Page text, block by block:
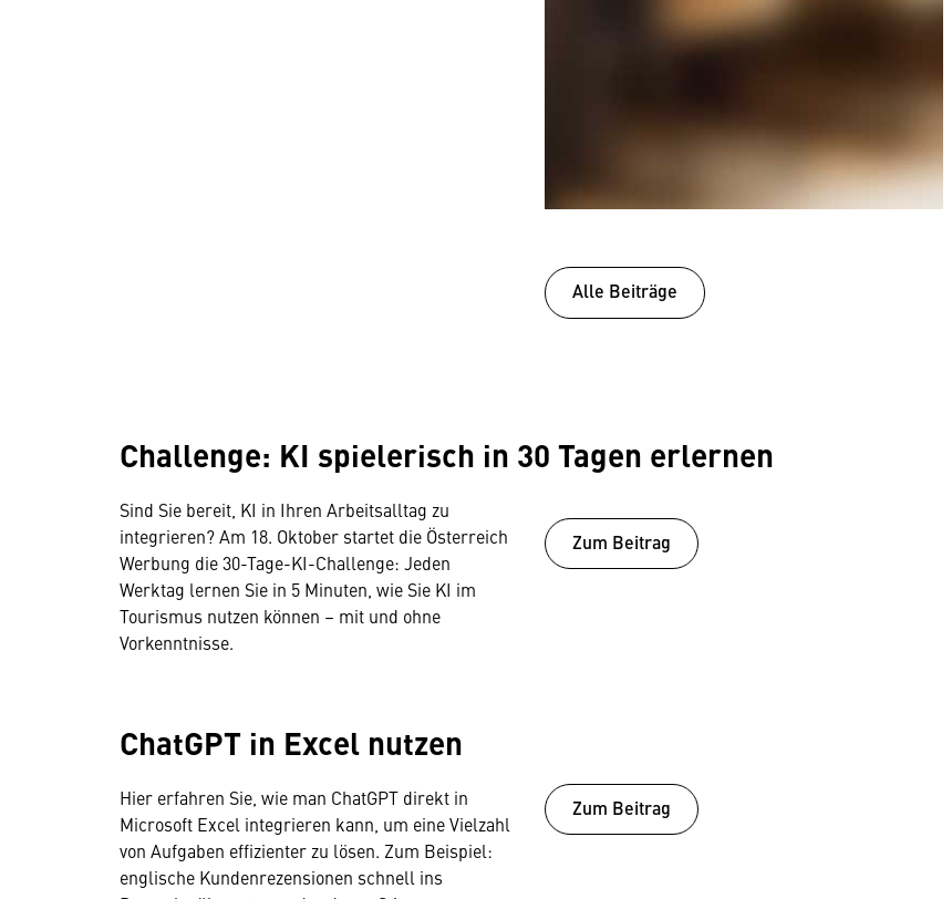
Alle Beiträge
Challenge: KI spielerisch in 30 Tagen erlernen
Sind Sie bereit, KI in Ihren Arbeitsalltag zu
integrieren? Am 18. Oktober startet die Österreich
Werbung die 30-Tage-KI-Challenge: Jeden
Werktag lernen Sie in 5 Minuten, wie Sie KI im
Tourismus nutzen können – mit und ohne
Vorkenntnisse.
Zum Beitrag
ChatGPT in Excel nutzen
Hier erfahren Sie, wie man ChatGPT direkt in
Microsoft Excel integrieren kann, um eine Vielzahl
von Aufgaben effizienter zu lösen. Zum Beispiel:
englische Kundenrezensionen schnell ins
Zum Beitrag